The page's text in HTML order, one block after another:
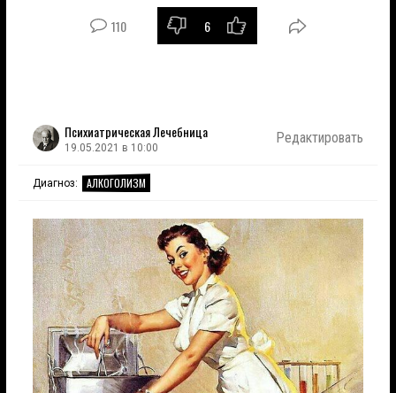
110 6
Психиатрическая Лечебница
19.05.2021 в 10:00
Редактировать
Диагноз: АЛКОГОЛИЗМ